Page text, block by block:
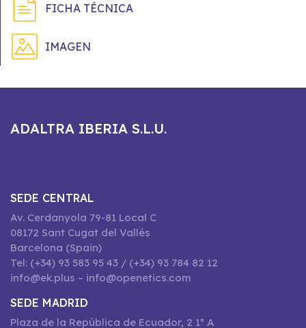
FICHA TÉCNICA
IMAGEN
ADALTRA IBERIA S.L.U.
SEDE CENTRAL
Av. Cerdanyola 79-81 Local C
08172 Sant Cugat del Vallès
Barcelona (Spain)
Tel: (+34) 93 583 95 43 / (+34) 93 784 82 12
info@ek.plus – info@openetics.com
SEDE MADRID
Plaza de la República de Ecuador, 2 1º A